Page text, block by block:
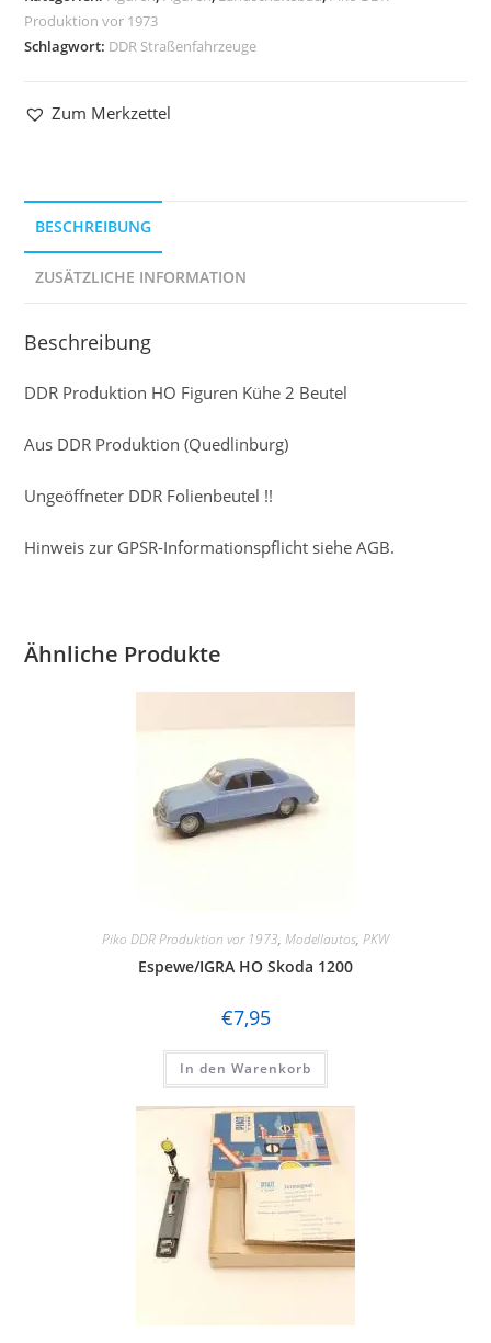
Produktion vor 1973
Schlagwort: DDR Straßenfahrzeuge
Zum Merkzettel
BESCHREIBUNG
ZUSÄTZLICHE INFORMATION
Beschreibung
DDR Produktion HO Figuren Kühe 2 Beutel
Aus DDR Produktion (Quedlinburg)
Ungeöffneter DDR Folienbeutel !!
Hinweis zur GPSR-Informationspflicht siehe AGB.
Ähnliche Produkte
Piko DDR Produktion vor 1973, Modellautos, PKW
Espewe/IGRA HO Skoda 1200
€7,95
In den Warenkorb